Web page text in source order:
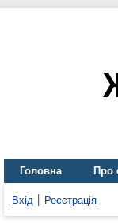
Головна Про
Вхід Реєстрація